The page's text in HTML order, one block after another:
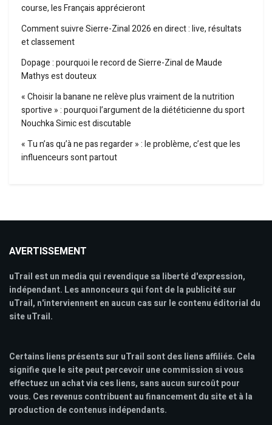
course, les Français apprécieront
Comment suivre Sierre-Zinal 2026 en direct : live, résultats
et classement
Dopage : pourquoi le record de Sierre-Zinal de Maude
Mathys est douteux
« Choisir la banane ne relève plus vraiment de la nutrition
sportive » : pourquoi l’argument de la diététicienne du sport
Nouchka Simic est discutable
« Tu n’as qu’à ne pas regarder » : le problème, c’est que les
influenceurs sont partout
AVERTISSEMENT
uTrail est un media qui revendique sa liberté d'expression,
indépendant. Les annonceurs qui font de la publicité sur
uTrail, n'interviennent en aucun cas sur le contenu éditorial du
site uTrail.
Certains liens présents sur uTrail sont des liens affiliés. Cela
signifie que le site peut percevoir une commission si vous
effectuez un achat via ces liens, sans aucun surcoût pour
vous. Ces revenus contribuent au financement du site et à la
production de contenus indépendants.